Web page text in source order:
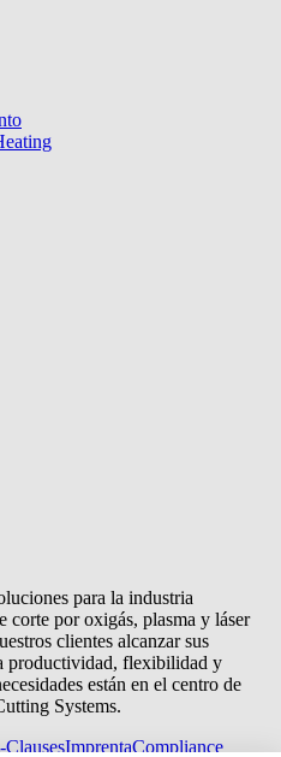
para la industria
corte por oxigás, plasma y láser
clientes alcanzar sus
productividad, flexibilidad y
están en el centro de
Systems.
ImprentaCompliance